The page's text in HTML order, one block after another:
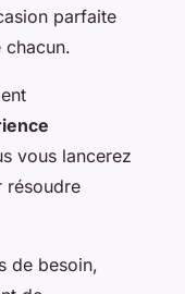
parfaite
vous lancerez
résoudre
de besoin,